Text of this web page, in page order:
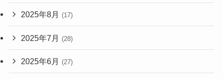
2025年8月 (17)
2025年7月 (28)
2025年6月 (27)